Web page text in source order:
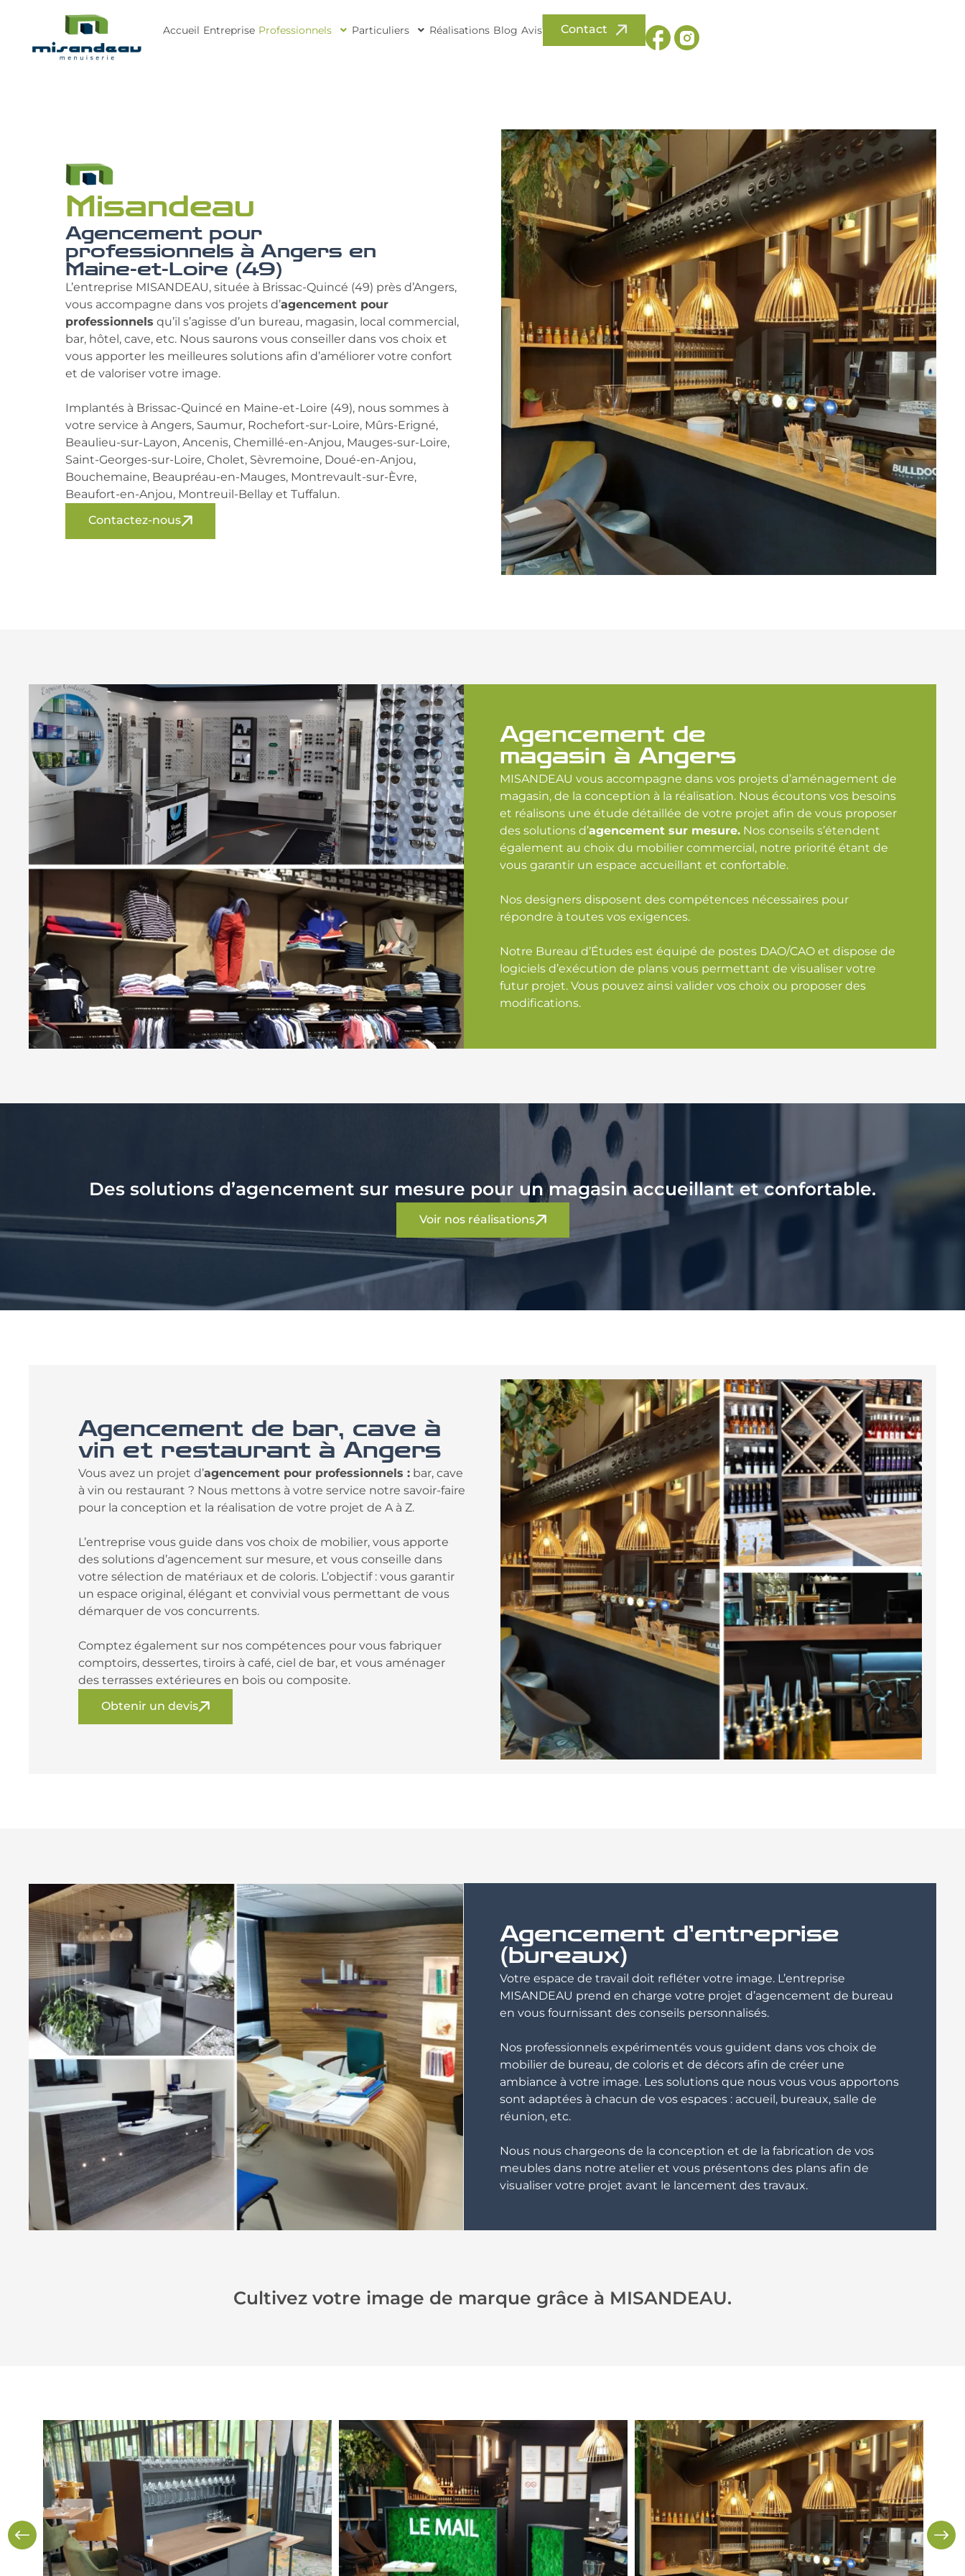
Accueil Entreprise Professionnels Particuliers Réalisations Blog Avis Contact
Misandeau
Agencement pour
professionnels à Angers en
Maine-et-Loire (49)
L’entreprise MISANDEAU, située à Brissac-Quincé (49) près d’Angers,
vous accompagne dans vos projets d’agencement pour
professionnels qu’il s’agisse d’un bureau, magasin, local commercial,
bar, hôtel, cave, etc. Nous saurons vous conseiller dans vos choix et
vous apporter les meilleures solutions afin d’améliorer votre confort
et de valoriser votre image.
Implantés à Brissac-Quincé en Maine-et-Loire (49), nous sommes à
votre service à Angers, Saumur, Rochefort-sur-Loire, Mûrs-Erigné,
Beaulieu-sur-Layon, Ancenis, Chemillé-en-Anjou, Mauges-sur-Loire,
Saint-Georges-sur-Loire, Cholet, Sèvremoine, Doué-en-Anjou,
Bouchemaine, Beaupréau-en-Mauges, Montrevault-sur-Èvre,
Beaufort-en-Anjou, Montreuil-Bellay et Tuffalun.
Contactez-nous
Agencement de
magasin à Angers
MISANDEAU vous accompagne dans vos projets d’aménagement de
magasin, de la conception à la réalisation. Nous écoutons vos besoins
et réalisons une étude détaillée de votre projet afin de vous proposer
des solutions d’agencement sur mesure. Nos conseils s’étendent
également au choix du mobilier commercial, notre priorité étant de
vous garantir un espace accueillant et confortable.
Nos designers disposent des compétences nécessaires pour
répondre à toutes vos exigences.
Notre Bureau d’Études est équipé de postes DAO/CAO et dispose de
logiciels d’exécution de plans vous permettant de visualiser votre
futur projet. Vous pouvez ainsi valider vos choix ou proposer des
modifications.
Des solutions d’agencement sur mesure pour un magasin accueillant et confortable.
Voir nos réalisations
Agencement de bar, cave à
vin et restaurant à Angers
Vous avez un projet d’agencement pour professionnels : bar, cave
à vin ou restaurant ? Nous mettons à votre service notre savoir-faire
pour la conception et la réalisation de votre projet de A à Z.
L’entreprise vous guide dans vos choix de mobilier, vous apporte
des solutions d’agencement sur mesure, et vous conseille dans
votre sélection de matériaux et de coloris. L’objectif : vous garantir
un espace original, élégant et convivial vous permettant de vous
démarquer de vos concurrents.
Comptez également sur nos compétences pour vous fabriquer
comptoirs, dessertes, tiroirs à café, ciel de bar, et vous aménager
des terrasses extérieures en bois ou composite.
Obtenir un devis
Agencement d’entreprise
(bureaux)
Votre espace de travail doit refléter votre image. L’entreprise
MISANDEAU prend en charge votre projet d’agencement de bureau
en vous fournissant des conseils personnalisés.
Nos professionnels expérimentés vous guident dans vos choix de
mobilier de bureau, de coloris et de décors afin de créer une
ambiance à votre image. Les solutions que nous vous vous apportons
sont adaptées à chacun de vos espaces : accueil, bureaux, salle de
réunion, etc.
Nous nous chargeons de la conception et de la fabrication de vos
meubles dans notre atelier et vous présentons des plans afin de
visualiser votre projet avant le lancement des travaux.
Cultivez votre image de marque grâce à MISANDEAU.